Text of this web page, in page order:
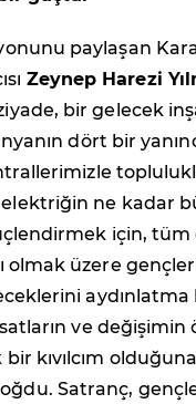
paylaşan
Zeynep Harezi
bir gelecek
dört bir
ne kadar
için,
olmak üzere
ve
kıvılcım
Satranç,